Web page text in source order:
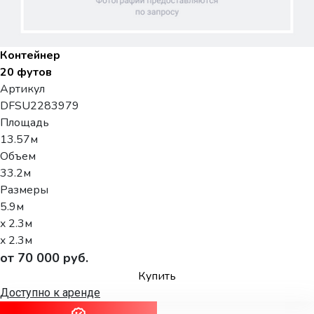
Контейнер
20 футов
Артикул
DFSU2283979
Площадь
13.57м
Объем
33.2м
Размеры
5.9м
x 2.3м
x 2.3м
от 70 000 руб.
Купить
Доступно к аренде